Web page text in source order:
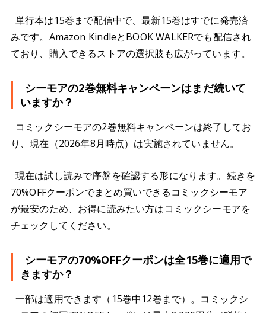
単行本は15巻まで配信中で、最新15巻はすでに発売済
みです。Amazon KindleとBOOK WALKERでも配信され
ており、購入できるストアの選択肢も広がっています。
シーモアの2巻無料キャンペーンはまだ続いて
いますか？
コミックシーモアの2巻無料キャンペーンは終了してお
り、現在（2026年8月時点）は実施されていません。
現在は試し読みで序盤を確認する形になります。続きを
70%OFFクーポンでまとめ買いできるコミックシーモア
が最安のため、お得に読みたい方はコミックシーモアを
チェックしてください。
シーモアの70%OFFクーポンは全15巻に適用で
きますか？
一部は適用できます（15巻中12巻まで）。コミックシ